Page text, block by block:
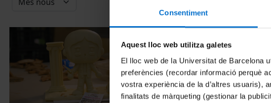
Consentiment
Aquest lloc web utilitza galetes
El lloc web de la Universitat de Barcelona
preferències (recordar informació perquè
vostra experiència de la d’altres usuaris),
finalitats de màrqueting (gestionar la